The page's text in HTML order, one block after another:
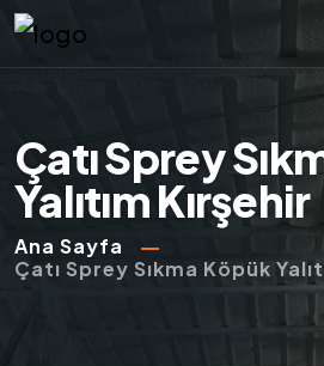
Çatı Sprey
Yalıtım Kırşehir
Ana Sayfa
Çatı Sprey Sıkma Köpük